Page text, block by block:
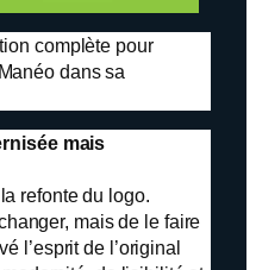
complète pour
dans sa
mais
refonte du logo.
mais de le faire
l’esprit de l’original